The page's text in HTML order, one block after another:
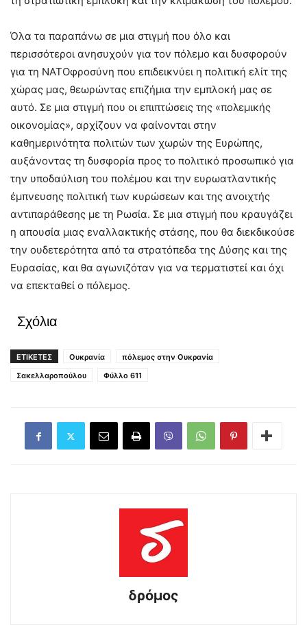
Όλα τα παραπάνω σε μια στιγμή που όλο και
περισσότεροι ανησυχούν για τον πόλεμο και δυσφορούν
για τη ΝΑΤΟφροσύνη που επιδεικνύει η πολιτική ελίτ της
χώρας μας, θεωρώντας επιζήμια την εμπλοκή μας σε
αυτό. Σε μια στιγμή που οι επιπτώσεις της «πολεμικής
οικονομίας», αρχίζουν να φαίνονται στην
καθημερινότητα πολιτών των χωρών της Ευρώπης,
αυξάνοντας τη δυσφορία προς το πολιτικό προσωπικό για
την υποδαύλιση του πολέμου και την ευρωατλαντικής
έμπνευσης πολιτική των κυρώσεων και της ανοιχτής
αντιπαράθεσης με τη Ρωσία. Σε μια στιγμή που κραυγάζει
η απουσία μιας εναλλακτικής στάσης, που θα διεκδικούσε
την ουδετερότητα από τα στρατόπεδα της Δύσης και της
Ευρασίας, και θα αγωνιζόταν για να τερματιστεί και όχι
να επεκταθεί ο πόλεμος.
Σχόλια
ΕΤΙΚΕΤΕΣ Ουκρανία
πόλεμος στην Ουκρανία
Σακελλαροπούλου
Φύλλο 611
δρόμος